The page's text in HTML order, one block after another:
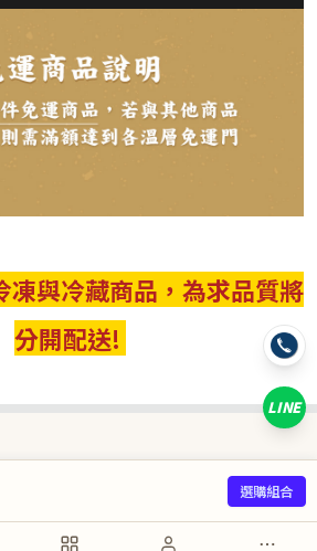
凍與冷藏商品，為求品質將
分開配送!
選購組合
糕*1 −
頭糕*1
蘿蔔糕*1 − +
合計 0
加入購物車 直接購買
LINE